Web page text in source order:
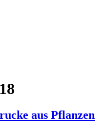
aus Pflanzen